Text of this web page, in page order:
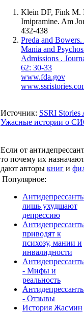
Klein DF, Fink M.
Imipramine. Am
432-438
Preda and
Mania and
Admissions .
62: 30-33
www.fda.gov
Источник: SSRI Stories
Ужасные истории о
Если от
то почему их
дают авторы книг и
Популярное:
лишь ухудшают
депрессию
приводят к
психозу, мании и
инвалидности
- Мифы и
реальность
- Отзывы
История Жасмин